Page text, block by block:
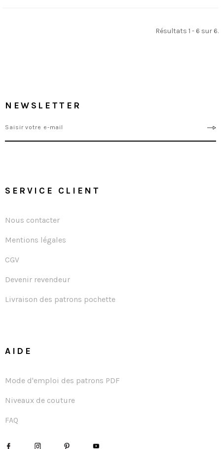
Résultats 1 - 6 sur 6.
NEWSLETTER
SERVICE CLIENT
Nous contacter
Mentions légales
CGV
Devenir revendeur
Livraison des patrons pochette
AIDE
Mode d'emploi des patrons PDF
Niveaux de couture
FAQ